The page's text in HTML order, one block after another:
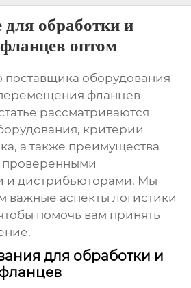
для обработки и
оптом
поставщика оборудования
фланцев
рассматриваются
критерии
а также преимущества
проверенными
и дистрибьюторами. Мы
важные аспекты логистики
помочь вам принять
для обработки и